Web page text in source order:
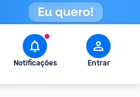
Notificações Entrar